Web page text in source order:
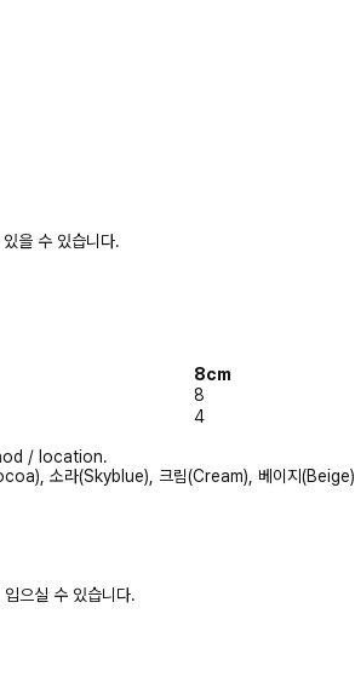
을 수 있습니다.
8cm
8
4
/ location.
소라(Skyblue), 크림(Cream), 베이지(Beige)
으실 수 있습니다.